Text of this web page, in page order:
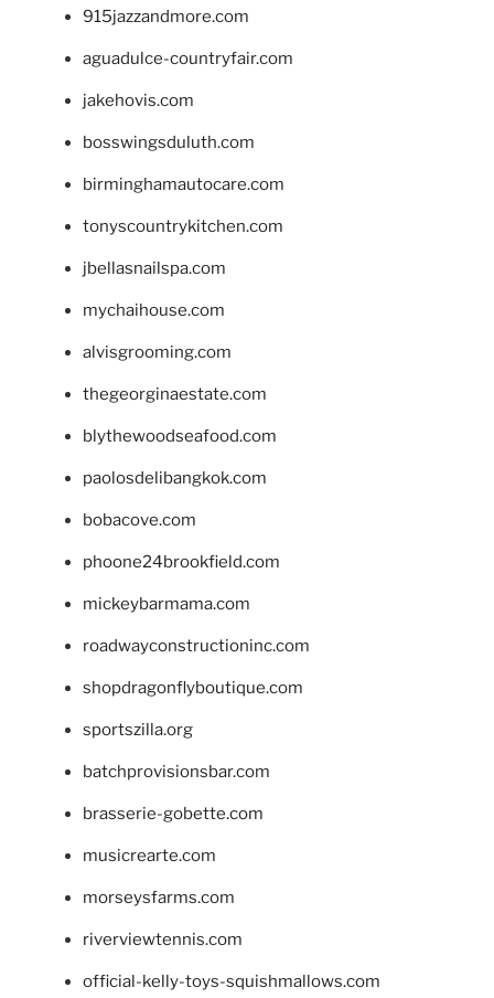
915jazzandmore.com
aguadulce-countryfair.com
jakehovis.com
bosswingsduluth.com
birminghamautocare.com
tonyscountrykitchen.com
jbellasnailspa.com
mychaihouse.com
alvisgrooming.com
thegeorginaestate.com
blythewoodseafood.com
paolosdelibangkok.com
bobacove.com
phoone24brookfield.com
mickeybarmama.com
roadwayconstructioninc.com
shopdragonflyboutique.com
sportszilla.org
batchprovisionsbar.com
brasserie-gobette.com
musicrearte.com
morseysfarms.com
riverviewtennis.com
official-kelly-toys-squishmallows.com